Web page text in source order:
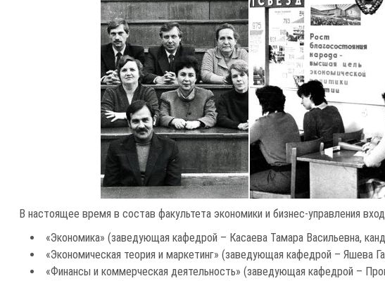
В настоящее время в состав факультета экономики и бизнес-управления
«Экономика» (заведующая кафедрой – Касаева Тамара Васильевна,
«Экономическая теория и маркетинг» (заведующая кафедрой – Яшева
«Финансы и коммерческая деятельность» (заведующая кафедрой –